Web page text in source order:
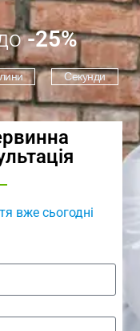
-25%
Секунди
вже сьогодні